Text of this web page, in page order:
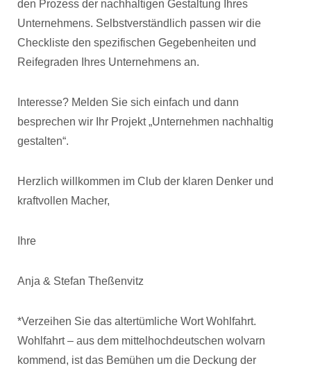
den Prozess der nachhaltigen Gestaltung Ihres
Unternehmens. Selbstverständlich passen wir die
Checkliste den spezifischen Gegebenheiten und
Reifegraden Ihres Unternehmens an.
Interesse? Melden Sie sich einfach und dann
besprechen wir Ihr Projekt „Unternehmen nachhaltig
gestalten“.
Herzlich willkommen im Club der klaren Denker und
kraftvollen Macher,
Ihre
Anja & Stefan Theßenvitz
*Verzeihen Sie das altertümliche Wort Wohlfahrt.
Wohlfahrt – aus dem mittelhochdeutschen wolvarn
kommend, ist das Bemühen um die Deckung der